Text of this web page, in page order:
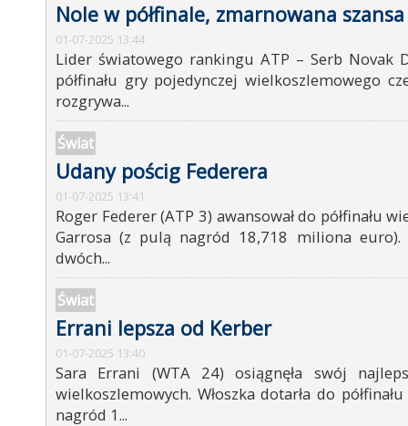
Nole w półfinale, zmarnowana
01-07-2025 13:44
Lider światowego rankingu ATP – Serb Novak
półfinału gry pojedynczej wielkoszlemowego
rozgrywa...
Świat
Udany pościg Federera
01-07-2025 13:41
Roger Federer (ATP 3) awansował do półfinału
Garrosa (z pulą nagród 18,718 miliona euro).
dwóch...
Świat
Errani lepsza od Kerber
01-07-2025 13:40
Sara Errani (WTA 24) osiągnęła swój
wielkoszlemowych. Włoszka dotarła do
nagród 1...